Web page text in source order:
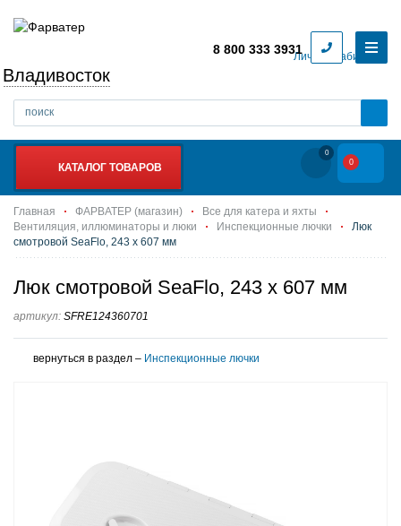
Личный кабинет
Владивосток
8 800 333 3931
КАТАЛОГ ТОВАРОВ
0
0
Главная ФАРВАТЕР (магазин)
Все для катера и яхты
Вентиляция, иллюминаторы и люки
Инспекционные лючки
Люк
смотровой SeaFlo, 243 х 607 мм
Люк смотровой SeaFlo, 243 х 607 мм
артикул: SFRE124360701
вернуться в раздел – Инспекционные лючки